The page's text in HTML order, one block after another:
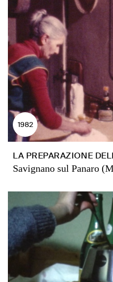
1982
LA PREPARAZIONE
Savignano sul Panaro